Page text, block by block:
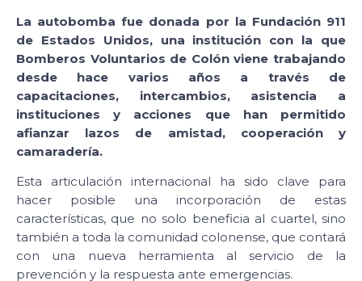
La autobomba fue donada por la Fundación 911
de Estados Unidos, una institución con la que
Bomberos Voluntarios de Colón viene trabajando
desde hace varios años a través de
capacitaciones, intercambios, asistencia a
instituciones y acciones que han permitido
afianzar lazos de amistad, cooperación y
camaradería.
Esta articulación internacional ha sido clave para
hacer posible una incorporación de estas
características, que no solo beneficia al cuartel, sino
también a toda la comunidad colonense, que contará
con una nueva herramienta al servicio de la
prevención y la respuesta ante emergencias.